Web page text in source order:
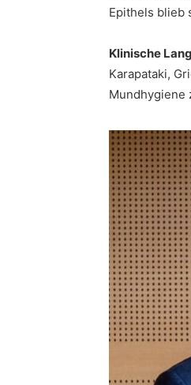
Epithels blieb
Klinische
Karapataki,
Mundhygiene